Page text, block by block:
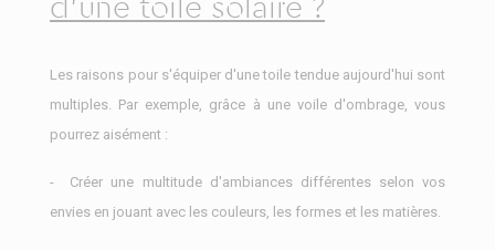
d'une toile solaire ?
Les raisons pour s'équiper d'une toile tendue aujourd'hui sont
multiples. Par exemple, grâce à une voile d'ombrage, vous
pourrez aisément :
- Créer une multitude d'ambiances différentes selon vos
envies en jouant avec les couleurs, les formes et les matières.